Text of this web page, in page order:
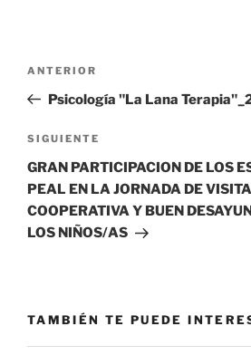
entradas
Entrada
anterior:
ANTERIOR
Psicología "La Lana
Siguiente
entrada
SIGUIENTE
GRAN PARTICIPACION DE LOS
PEAL EN LA JORNADA DE
COOPERATIVA Y BUEN
LOS NIÑOS/AS
TAMBIÉN TE PUEDE